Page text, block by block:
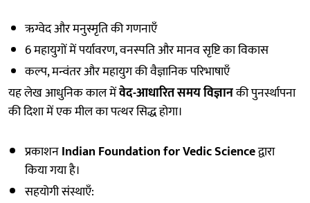
ऋग्वेद और मनुस्मृति की गणनाएँ
6 महायुगों में पर्यावरण, वनस्पति और मानव सृष्टि का विकास
कल्प, मन्वंतर और महायुग की वैज्ञानिक परिभाषाएँ
यह लेख आधुनिक काल मेंवेद-आधारित समय विज्ञानकी पुनर्स्थापना
की दिशा में एक मील का पत्थर सिद्ध होगा।
प्रकाशनIndian Foundation for Vedic Scienceद्वारा
किया गया है।
सहयोगी संस्थाएँ: